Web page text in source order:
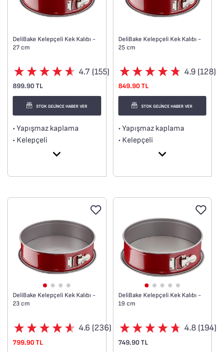
DeliBake Kelepçeli Kek Kalıbı -
27 cm
4.7 (155)
899.90 TL
STOK GELİNCE HABER VER
• Yapışmaz kaplama
• Kelepçeli
• Yüksek kaliteli karbon
DeliBake Kelepçeli Kek Kalıbı -
25 cm
4.9 (128)
849.90 TL
STOK GELİNCE HABER VER
• Yapışmaz kaplama
• Kelepçeli
• Yüksek kaliteli karbon
DeliBake Kelepçeli Kek Kalıbı -
23 cm
4.6 (236)
799.90 TL
DeliBake Kelepçeli Kek Kalıbı -
19 cm
4.8 (194)
749.90 TL